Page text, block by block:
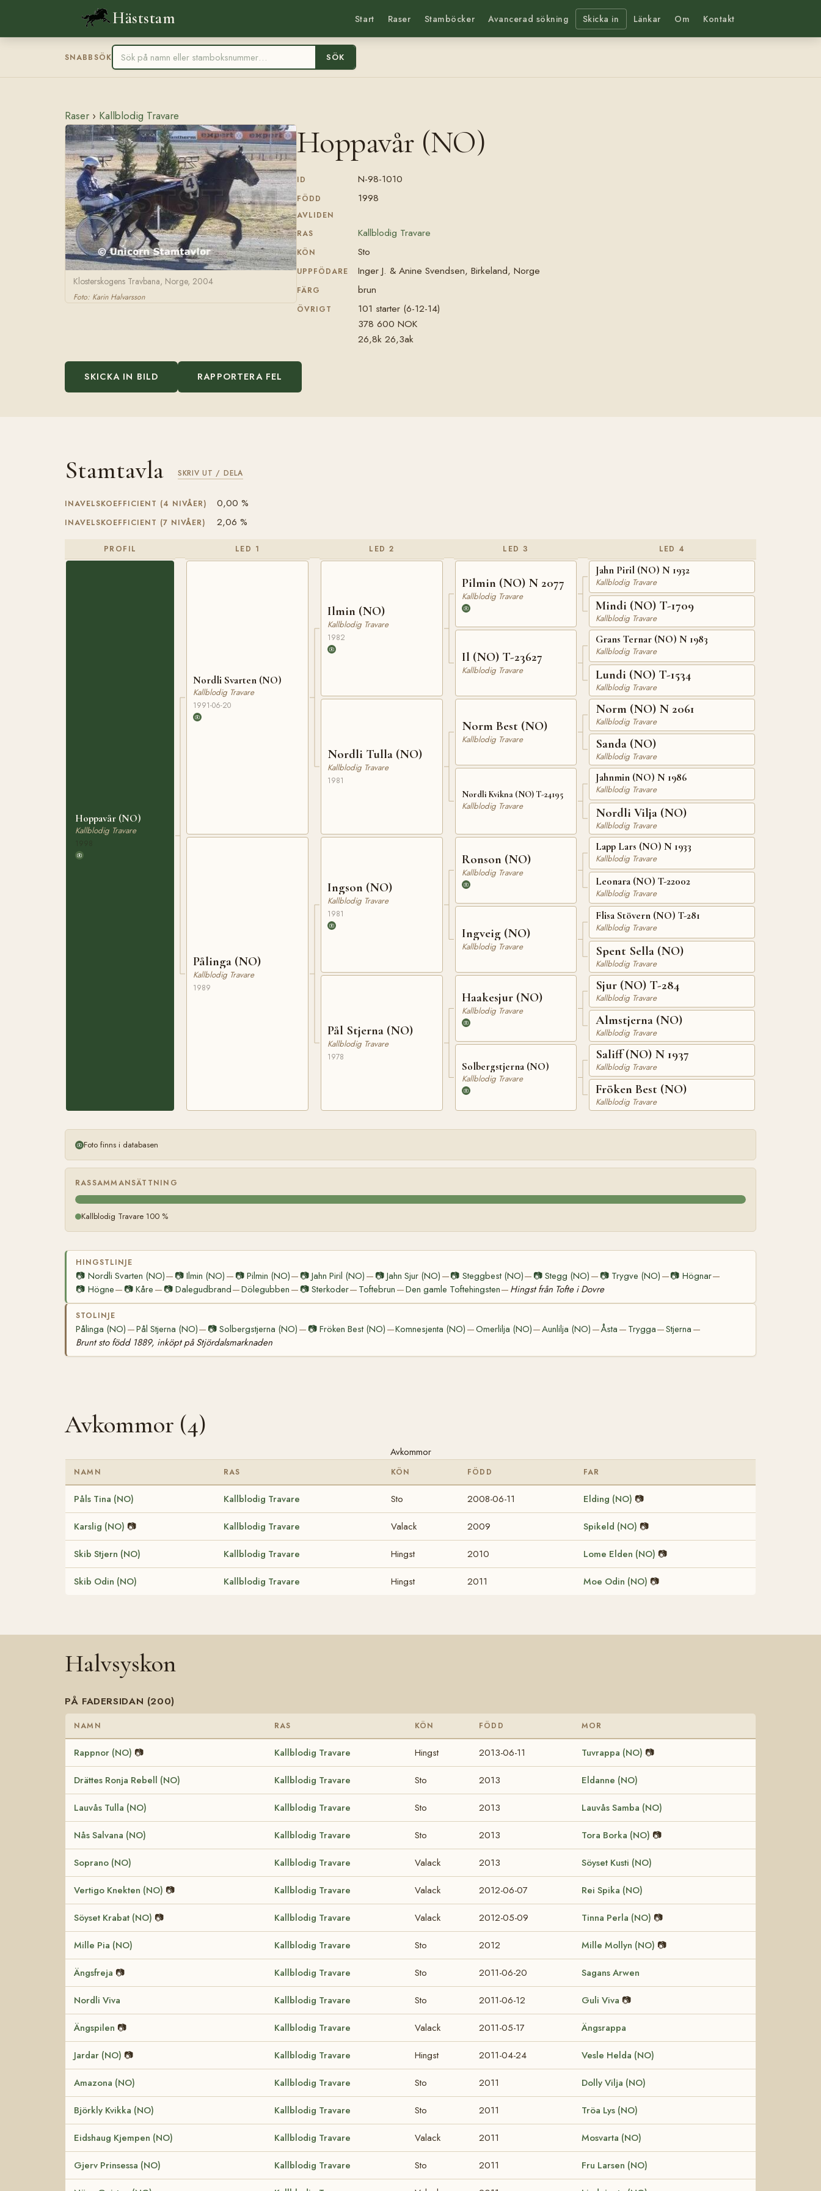
Häststam Start Raser Stamböcker Avancerad sökning Skicka in Länkar Om Kontakt
SNABBSÖK SÖK
Raser › Kallblodig Travare
Klosterskogens Travbana, Norge, 2004
Foto: Karin Halvarsson
Hoppavår (NO)
ID N-98-1010
FÖDD 1998
AVLIDEN
RAS
Kallblodig Travare
KÖN Sto
UPPFÖDARE Inger J. & Anine Svendsen, Birkeland, Norge
FÄRG brun
ÖVRIGT
101 starter (6-12-14)
378 600 NOK
26,8k 26,3ak
SKICKA IN BILD RAPPORTERA FEL
Stamtavla SKRIV UT / DELA
INAVELSKOEFFICIENT (4 NIVÅER) 0,00 %
INAVELSKOEFFICIENT (7 NIVÅER) 2,06 %
PROFIL
Hoppavår (NO)
Kallblodig Travare
LED 1
Nordli Svarten (NO)
Kallblodig Travare
1991-06-20
Pålinga (NO)
Kallblodig Travare
1989
LED 2
Ilmin (NO)
Kallblodig Travare
1982
Nordli Tulla (NO)
Kallblodig Travare
1981
Ingson (NO)
Kallblodig Travare
1981
Pål Stjerna (NO)
Kallblodig Travare
1978
LED 3
Pilmin (NO) N 2077
Kallblodig Travare
Il (NO) T-23627
Kallblodig Travare
Norm Best (NO)
Kallblodig Travare
Nordli Kvikna (NO) T-24195
Kallblodig Travare
Ronson (NO)
Kallblodig Travare
Ingveig (NO)
Kallblodig Travare
Haakesjur (NO)
Kallblodig Travare
Solbergstjerna (NO)
Kallblodig Travare
LED 4
Jahn Piril (NO) N 1932
Kallblodig Travare
Mindi (NO) T-1709
Kallblodig Travare
Grans Ternar (NO) N 1983
Kallblodig Travare
Lundi (NO) T-1534
Kallblodig Travare
Norm (NO) N 2061
Kallblodig Travare
Sanda (NO)
Kallblodig Travare
Jahnmin (NO) N 1986
Kallblodig Travare
Nordli Vilja (NO)
Kallblodig Travare
Lapp Lars (NO) N 1933
Kallblodig Travare
Leonara (NO) T-22002
Kallblodig Travare
Flisa Stövern (NO) T-281
Kallblodig Travare
Spent Sella (NO)
Kallblodig Travare
Sjur (NO) T-284
Kallblodig Travare
Almstjerna (NO)
Kallblodig Travare
Saliff (NO) N 1937
Kallblodig Travare
Fröken Best (NO)
Kallblodig Travare
Foto finns i databasen
RASSAMMANSÄTTNING
Kallblodig Travare 100 %
HINGSTLINJE
📷 Nordli Svarten (NO)— 📷Ilmin (NO) — 📷 Pilmin (NO)— 📷 Jahn Piril (NO) — 📷Jahn Sjur (NO) —📷 Steggbest (NO)— 📷Stegg (NO) — 📷 Trygve (NO) —📷 Högnar—
📷 Högne— 📷Kåre — 📷 Dalegudbrand—Dölegubben — 📷 Sterkoder— Toftebrun —Den gamle Toftehingsten— Hingst från Tofte i Dovre
STOLINJE
Pålinga (NO) —Pål Stjerna (NO)— 📷Solbergstjerna (NO) — 📷Fröken Best (NO) —Komnesjenta (NO) —Omerlilja (NO)—Aunlilja (NO) —Åsta — Trygga—Stjerna —
Brunt sto född 1889, inköpt på Stjördalsmarknaden
Avkommor (4)
Avkommor
NAMN RAS KÖN FÖDD FAR
Påls Tina (NO) Kallblodig Travare Sto 2008-06-11 Elding (NO) 📷
Karslig (NO) 📷 Kallblodig Travare Valack 2009 Spikeld (NO) 📷
Skib Stjern (NO) Kallblodig Travare Hingst 2010 Lome Elden (NO) 📷
Skib Odin (NO) Kallblodig Travare Hingst 2011 Moe Odin (NO) 📷
Halvsyskon
PÅ FADERSIDAN (200)
NAMN RAS KÖN FÖDD MOR
Rappnor (NO) 📷 Kallblodig Travare Hingst 2013-06-11 Tuvrappa (NO) 📷
Drättes Ronja Rebell (NO) Kallblodig Travare Sto 2013 Eldanne (NO)
Lauvås Tulla (NO) Kallblodig Travare Sto 2013 Lauvås Samba (NO)
Nås Salvana (NO) Kallblodig Travare Sto 2013 Tora Borka (NO) 📷
Soprano (NO) Kallblodig Travare Valack 2013 Söyset Kusti (NO)
Vertigo Knekten (NO) 📷 Kallblodig Travare Valack 2012-06-07 Rei Spika (NO)
Söyset Krabat (NO) 📷 Kallblodig Travare Valack 2012-05-09 Tinna Perla (NO) 📷
Mille Pia (NO) Kallblodig Travare Sto 2012 Mille Mollyn (NO) 📷
Ängsfreja 📷 Kallblodig Travare Sto 2011-06-20 Sagans Arwen
Nordli Viva Kallblodig Travare Sto 2011-06-12 Guli Viva 📷
Ängspilen 📷 Kallblodig Travare Valack 2011-05-17 Ängsrappa
Jardar (NO) 📷 Kallblodig Travare Hingst 2011-04-24 Vesle Helda (NO)
Amazona (NO) Kallblodig Travare Sto 2011 Dolly Vilja (NO)
Björkly Kvikka (NO) Kallblodig Travare Sto 2011 Tröa Lys (NO)
Eidshaug Kjempen (NO) Kallblodig Travare Valack 2011 Mosvarta (NO)
Gjerv Prinsessa (NO) Kallblodig Travare Sto 2011 Fru Larsen (NO)